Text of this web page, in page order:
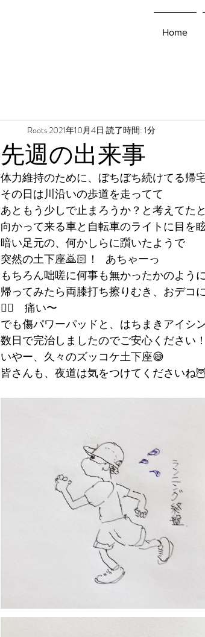
Home
先週の出来事
Roots2021年10月4日 読了時間: 1分
体力維持のために、ぼちぼち続けてる帰
その日は川沿いの歩道を走ってて
あともう少しで止まろうか？と考えてた
向かって来る車と自転車のライトに目を
暗い足元の、何かしらに躓いたようで
突然の土下座🙇🏻！   あちゃーっ
もちろん咄嗟に何事も無かったかのよう
帰ってみたら両膝打ち擦りむき、おデコ
😵‍💫　痛い〜
でも傷パワーパッドと、はちまきアイシ
数日で完治しましたのでご安心ください！
いやー、久々のズッコケ土下座😅
皆さんも、夜道は気をつけてくださいね🦉